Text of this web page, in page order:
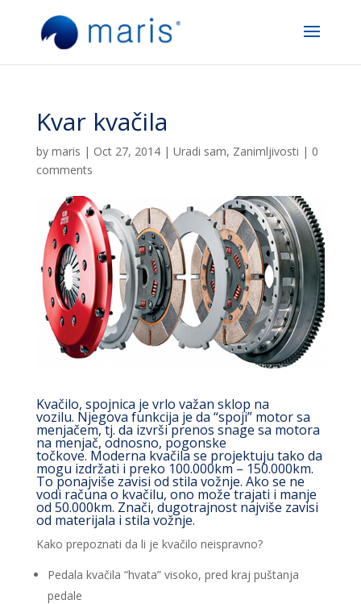
Kvar kvačila
by maris | Oct 27, 2014| Uradi sam, Zanimljivosti | 0
comments
Kvačilo, spojnica je vrlo važan sklop na
vozilu. Njegova funkcija je da “spoji” motor sa
menjačem, tj. da izvrši prenos snage sa motora
na menjač, odnosno, pogonske
točkove. Moderna kvačila se projektuju tako da
mogu izdržati i preko 100.000km – 150.000km.
To ponajviše zavisi od stila vožnje. Ako se ne
vodi računa o kvačilu, ono može trajati i manje
od 50.000km. Znači, dugotrajnost najviše zavisi
od materijala i stila vožnje.
Kako prepoznati da li je kvačilo neispravno?
Pedala kvačila “hvata” visoko, pred kraj puštanja
pedale